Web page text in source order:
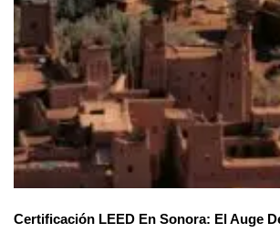
Certificación LEED En Sonora: El Auge